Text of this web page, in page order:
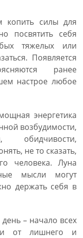
копить силы для
посвятить себя
тяжелых или
Появляется
ранее
настрое любое
энергетика
возбудимости,
обидчивости,
не то сказать,
человека. Луна
мысли могут
держать себя в
– начало всех
от лишнего и